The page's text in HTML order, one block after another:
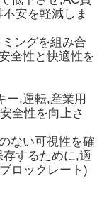
安を軽減しま
ングを組み合
全性と快適性を
ー,運転,産業用
全性を向上さ
ない可視性を確
するために,適
ロックレート)